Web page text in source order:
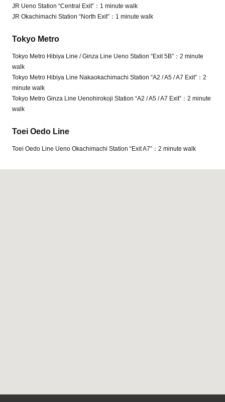
JR Ueno Station “Central Exit”：1 minute walk
JR Okachimachi Station “North Exit”：1 minute walk
Tokyo Metro
Tokyo Metro Hibiya Line / Ginza Line Ueno Station “Exit 5B”：2 minute
walk
Tokyo Metro Hibiya Line Nakaokachimachi Station “A2 / A5 / A7 Exit”：2
minute walk
Tokyo Metro Ginza Line Uenohirokoji Station “A2 / A5 / A7 Exit”：2 minute
walk
Toei Oedo Line
Toei Oedo Line Ueno Okachimachi Station “Exit A7”：2 minute walk